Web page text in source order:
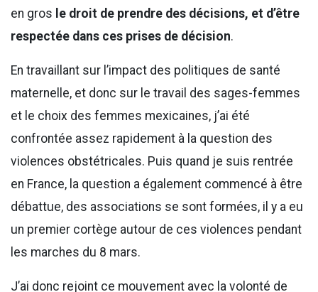
en gros le droit de prendre des décisions, et d’être
respectée dans ces prises de décision.
En travaillant sur l’impact des politiques de santé
maternelle, et donc sur le travail des sages-femmes
et le choix des femmes mexicaines, j’ai été
confrontée assez rapidement à la question des
violences obstétricales. Puis quand je suis rentrée
en France, la question a également commencé à être
débattue, des associations se sont formées, il y a eu
un premier cortège autour de ces violences pendant
les marches du 8 mars.
J’ai donc rejoint ce mouvement avec la volonté de